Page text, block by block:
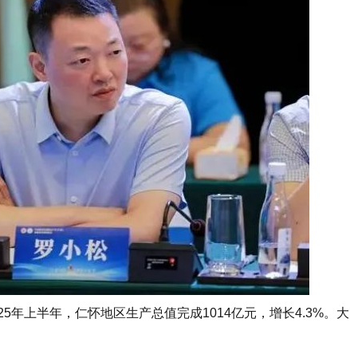
年上半年，仁怀地区生产总值完成1014亿元，增长4.3%。